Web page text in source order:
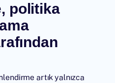
politika
artık yalnızca